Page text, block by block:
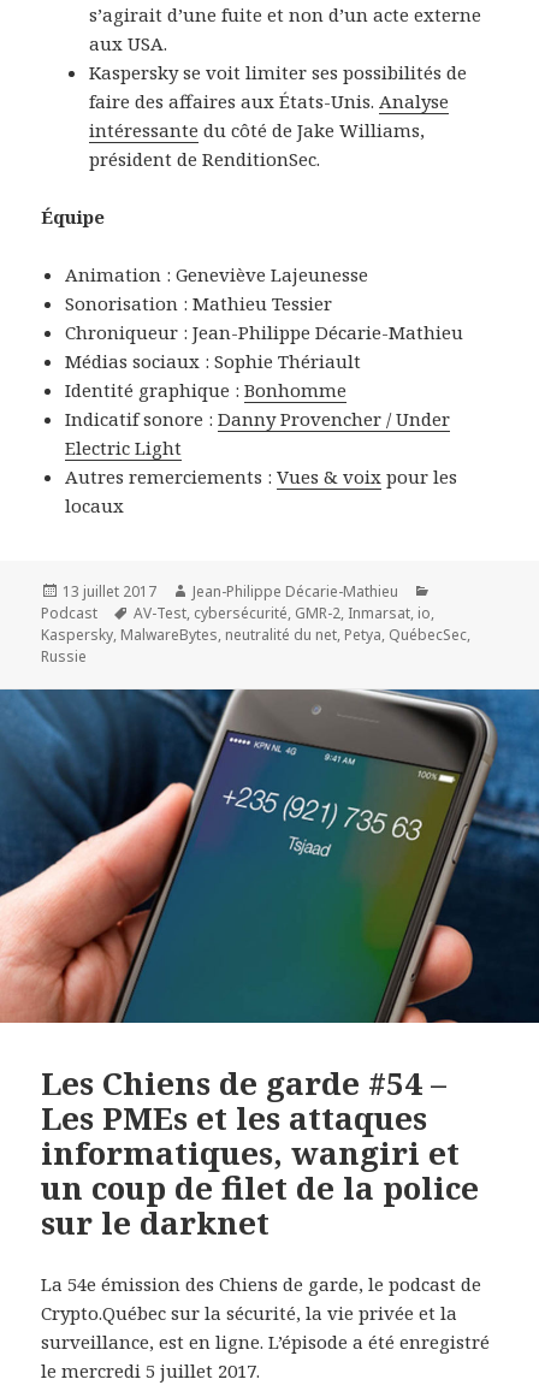
s’agirait d’une fuite et non d’un acte externe
aux USA.
Kaspersky se voit limiter ses possibilités de
faire des affaires aux États-Unis. Analyse
intéressante du côté de Jake Williams,
président de RenditionSec.
Équipe
Animation : Geneviève Lajeunesse
Sonorisation : Mathieu Tessier
Chroniqueur : Jean-Philippe Décarie-Mathieu
Médias sociaux : Sophie Thériault
Identité graphique :Bonhomme
Indicatif sonore :Danny Provencher / Under
Electric Light
Autres remerciements :Vues & voix pour les
locaux
Publié
le
13 juillet 2017 Auteur
Jean-Philippe Décarie-Mathieu
Podcast
Mots-
clés
AV-Test, cybersécurité, GMR-2, Inmarsat, io,
Kaspersky, MalwareBytes, neutralité du net, Petya, QuébecSec,
Russie
Les Chiens de garde #54 –
Les PMEs et les attaques
informatiques, wangiri et
un coup de filet de la police
sur le darknet
La 54e émission des Chiens de garde, le podcast de
Crypto.Québec sur la sécurité, la vie privée et la
surveillance, est en ligne. L’épisode a été enregistré
le mercredi 5 juillet 2017.